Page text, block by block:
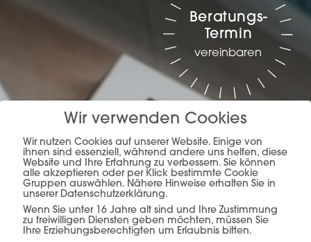
Planung, Produktion &
Verkauf –alles aus
Beratungs-
Termin
vereinbaren
Wir verwenden Cookies
Wir nutzen Cookies auf unserer Website. Einige von
ihnen sind essenziell, während andere uns helfen, diese
Website und Ihre Erfahrung zu verbessern. Sie können
alle akzeptieren oder per Klick bestimmte Cookie
Gruppen auswählen. Nähere Hinweise erhalten Sie in
unserer Datenschutzerklärung.
Wenn Sie unter 16 Jahre alt sind und Ihre Zustimmung
zu freiwilligen Diensten geben möchten, müssen Sie
Ihre Erziehungsberechtigten um Erlaubnis bitten.